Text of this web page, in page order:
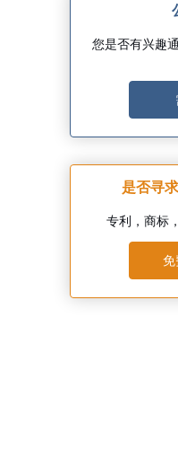
您是否有兴趣
是否寻
专利，商标
免